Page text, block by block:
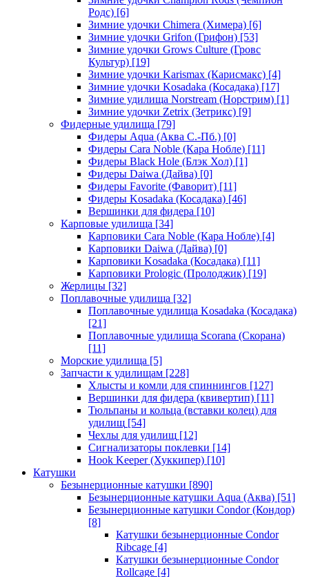
Родс) [6]
Зимние удочки Chimera (Химера) [6]
Зимние удочки Grifon (Грифон) [53]
Зимние удочки Grows Culture (Гровс
Культур) [19]
Зимние удочки Karismax (Карисмакс) [4]
Зимние удочки Kosadaka (Косадака) [17]
Зимние удилища Norstream (Норстрим) [1]
Зимние удочки Zetrix (Зетрикс) [9]
Фидерные удилища [79]
Фидеры Aqua (Аква С.-Пб.) [0]
Фидеры Cara Noble (Кара Нобле) [11]
Фидеры Black Hole (Блэк Хол) [1]
Фидеры Daiwa (Дайва) [0]
Фидеры Favorite (Фаворит) [11]
Фидеры Kosadaka (Косадака) [46]
Вершинки для фидера [10]
Карповые удилища [34]
Карповики Cara Noble (Кара Нобле) [4]
Карповики Daiwa (Дайва) [0]
Карповики Kosadaka (Косадака) [11]
Карповики Prologic (Пролоджик) [19]
Жерлицы [32]
Поплавочные удилища [32]
Поплавочные удилища Kosadaka (Косадака)
[21]
Поплавочные удилища Scorana (Скорана)
[11]
Морские удилища [5]
Запчасти к удилищам [228]
Хлысты и комли для спиннингов [127]
Вершинки для фидера (квивертип) [11]
Тюльпаны и кольца (вставки колец) для
удилищ [54]
Чехлы для удилищ [12]
Сигнализаторы поклевки [14]
Hook Keeper (Хуккипер) [10]
Катушки
Безынерционные катушки [890]
Безынерционные катушки Aqua (Аква) [51]
Безынерционные катушки Condor (Кондор)
[8]
Катушки безынерционные Condor
Ribcage [4]
Катушки безынерционные Condor
Rollcage [4]